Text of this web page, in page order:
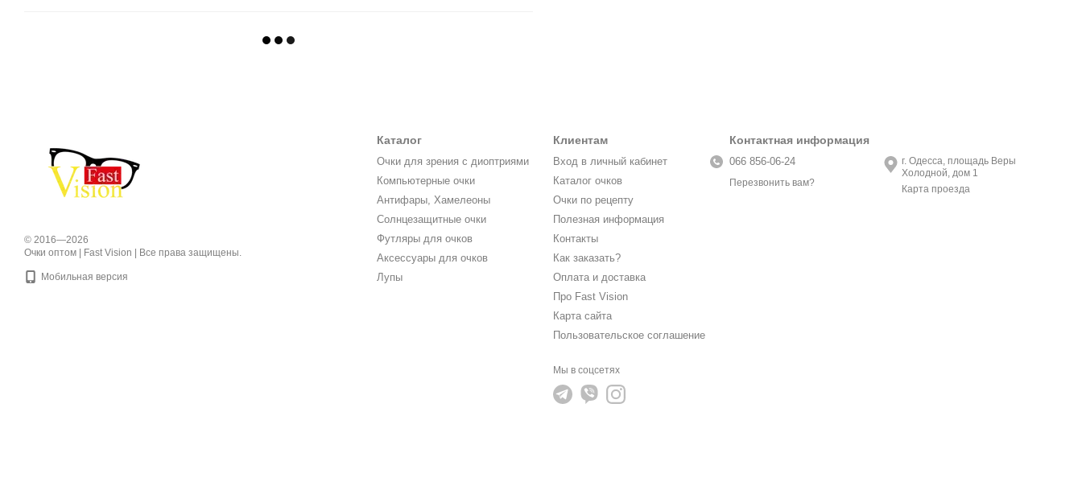
© 2016—2026
Очки оптом | Fast Vision | Все права защищены.
Мобильная версия
Каталог
Очки для зрения с диоптриями
Компьютерные очки
Антифары, Хамелеоны
Солнцезащитные очки
Футляры для очков
Аксессуары для очков
Лупы
Клиентам
Вход в личный кабинет
Каталог очков
Очки по рецепту
Полезная информация
Контакты
Как заказать?
Оплата и доставка
Про Fast Vision
Карта сайта
Пользовательское соглашение
Мы в соцсетях
Контактная информация
066 856-06-24
Перезвонить вам?
г. Одесса, площадь Веры
Холодной, дом 1
Карта проезда